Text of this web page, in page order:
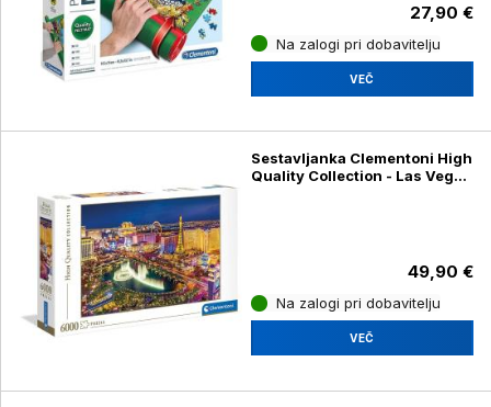
27,90 €
Na zalogi pri dobavitelju
VEČ
Sestavljanka Clementoni High
Quality Collection - Las Vegas
49,90 €
Na zalogi pri dobavitelju
VEČ